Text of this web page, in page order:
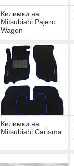
Килимки на
Mitsubishi Pajero
Wagon
Килимки на
Mitsubishi Carisma